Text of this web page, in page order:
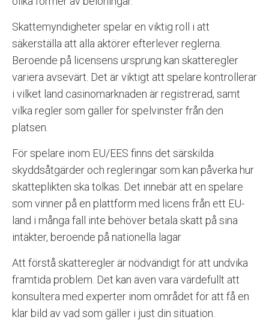
Skattemyndigheter spelar en viktig roll i att
säkerställa att alla aktörer efterlever reglerna.
Beroende på licensens ursprung kan skatteregler
variera avsevärt. Det är viktigt att spelare kontrollerar
i vilket land casinomarknaden är registrerad, samt
vilka regler som gäller för spelvinster från den
platsen.
För spelare inom EU/EES finns det särskilda
skyddsåtgärder och regleringar som kan påverka hur
skatteplikten ska tolkas. Det innebär att en spelare
som vinner på en plattform med licens från ett EU-
land i många fall inte behöver betala skatt på sina
intäkter, beroende på nationella lagar
Att förstå skatteregler är nödvändigt för att undvika
framtida problem. Det kan även vara värdefullt att
konsultera med experter inom området för att få en
klar bild av vad som gäller i just din situation.